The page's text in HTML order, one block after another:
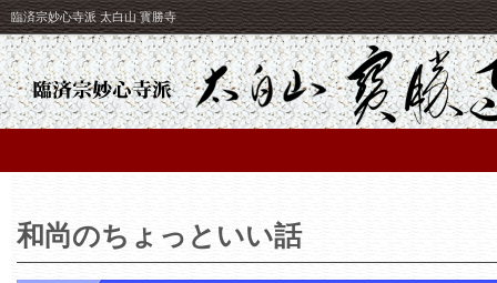
臨済宗妙心寺派 太白山 寳勝寺
和尚のちょっといい話